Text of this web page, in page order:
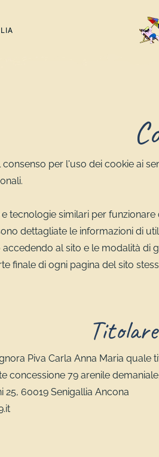
per l'uso dei cookie ai
tecnologie similari per
dettagliate le informazioni di
al sito e le modalità di
finale di ogni pagina del sito
Piva Carla Anna Maria
concessione 79 arenile
25, 60019 Senigallia Ancona